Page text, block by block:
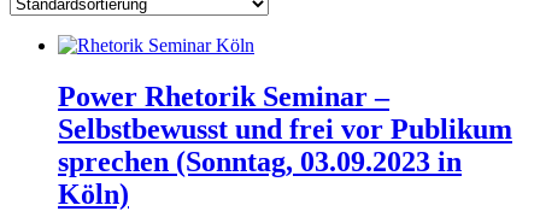
Power Rhetorik Seminar –
Selbstbewusst und frei vor Publikum
sprechen​ (Sonntag, 03.09.2023 in
Köln)